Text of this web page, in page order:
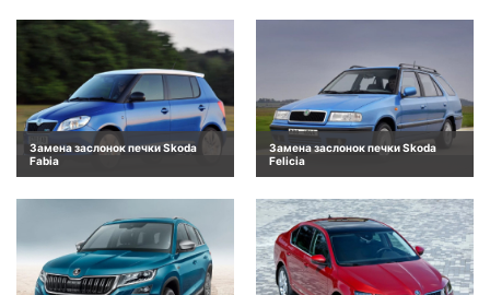
Замена заслонок печки Skoda
Fabia
Замена заслонок печки Skoda
Felicia